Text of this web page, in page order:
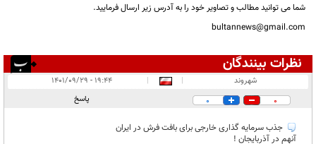
شما می توانید مطالب و تصاویر خود را به آدرس زیر ارسال فرمایید.
bultannews@gmail.com
نظرات بینندگان
در انتظار بررسی:
شهروند |
|
۱۹:۴۴ - ۱۴۰۱/۰۹/۲۹
0
0 پاسخ
جذب سرمایه گذاری خارجی برای بافت فرش در ایران
آنهم در آذربایجان !